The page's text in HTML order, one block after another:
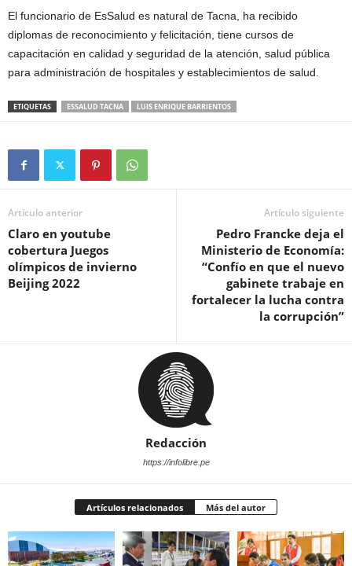
El funcionario de EsSalud es natural de Tacna, ha recibido
diplomas de reconocimiento y felicitación, tiene cursos de
capacitación en calidad y seguridad de la atención, salud pública
para administración de hospitales y establecimientos de salud.
ETIQUETAS ESSALUD TACNA LUIS ENRIQUE BARRIENTOS
Artículo anterior
Claro en youtube
cobertura Juegos
olímpicos de invierno
Beijing 2022
Artículo siguiente
Pedro Francke deja el
Ministerio de Economía:
“Confío en que el nuevo
gabinete trabaje en
fortalecer la lucha contra
la corrupción”
Redacción
https://infolibre.pe
Artículos relacionados Más del autor